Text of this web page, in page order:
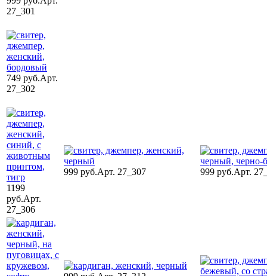
27_301
749 руб.Арт.
27_302
1199
руб.Арт.
27_306
999 руб.Арт. 27_307 999 руб.Арт.